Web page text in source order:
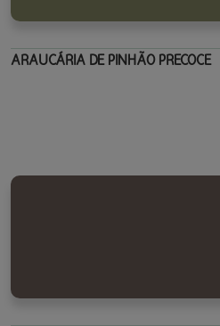
ARAUCÁRIA DE PINHÃO PRECOCE